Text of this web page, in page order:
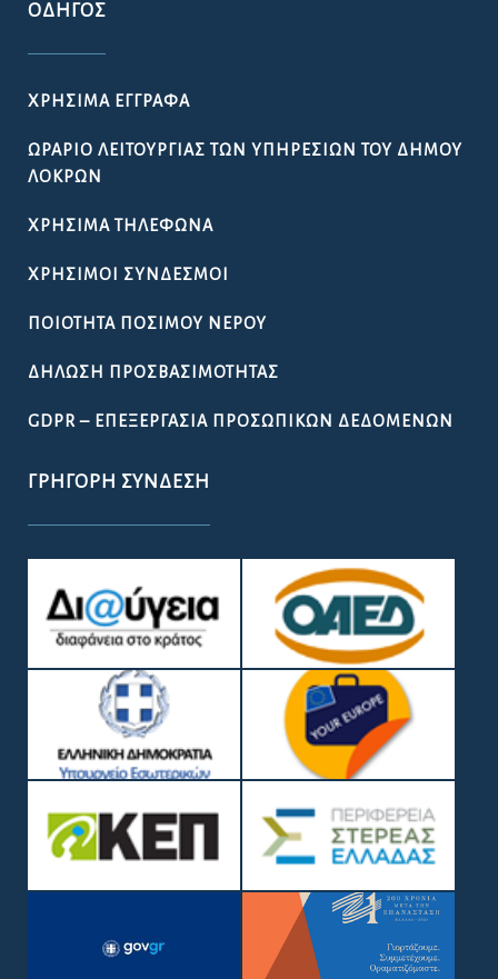
ΟΔΗΓΌΣ
ΧΡΉΣΙΜΑ ΈΓΓΡΑΦΑ
ΩΡΆΡΙΟ ΛΕΙΤΟΥΡΓΊΑΣ ΤΩΝ ΥΠΗΡΕΣΙΏΝ ΤΟΥ ΔΉΜΟΥ
ΛΟΚΡΏΝ
ΧΡΉΣΙΜΑ ΤΗΛΈΦΩΝΑ
ΧΡΉΣΙΜΟΙ ΣΎΝΔΕΣΜΟΙ
ΠΟΙΌΤΗΤΑ ΠΌΣΙΜΟΥ ΝΕΡΟΎ
ΔΉΛΩΣΗ ΠΡΟΣΒΑΣΙΜΌΤΗΤΑΣ
GDPR – ΕΠΕΞΕΡΓΑΣΙΑ ΠΡΟΣΩΠΙΚΩΝ ΔΕΔΟΜΕΝΩΝ
ΓΡΉΓΟΡΗ ΣΎΝΔΕΣΗ